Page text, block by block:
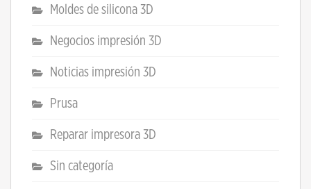
Moldes de silicona 3D
Negocios impresión 3D
Noticias impresión 3D
Prusa
Reparar impresora 3D
Sin categoría